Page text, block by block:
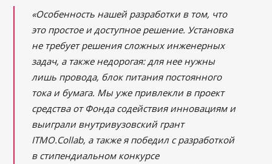
«Особенность нашей разработки в том, что
это простое и доступное решение. Установка
не требует решения сложных инженерных
задач, а также недорогая: для нее нужны
лишь провода, блок питания постоянного
тока и бумага. Мы уже привлекли в проект
средства от Фонда содействия инновациям и
выиграли внутривузовский грант
ITMO.Collab, а также я победил с разработкой
в стипендиальном конкурсе